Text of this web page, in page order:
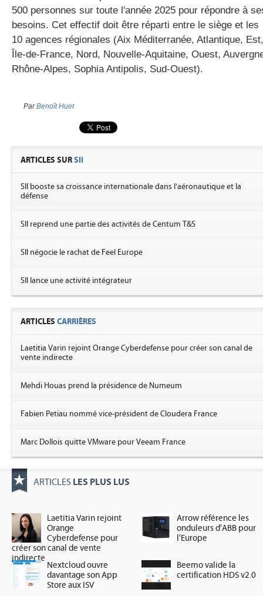
500 personnes sur toute l'année 2025 pour répondre à
besoins. Cet effectif doit être réparti entre le siège et les
10 agences régionales (Aix Méditerranée, Atlantique, Est,
Île-de-France, Nord, Nouvelle-Aquitaine, Ouest,
Rhône-Alpes, Sophia Antipolis, Sud-Ouest).
ParBenoît Huet
ARTICLES SURSII
SII booste sa croissance internationale dans l'aéronautique et la
défense
SII reprend une partie des activités de Centum T&S
SII négocie le rachat de Feel Europe
SII lance une activité intégrateur
ARTICLES CARRIÈRES
Laetitia Varin rejoint Orange Cyberdefense pour créer son canal de
vente indirecte
Mehdi Houas prend la présidence de Numeum
Fabien Petiau nommé vice-président de Cloudera France
Marc Dollois quitte VMware pour Veeam France
ARTICLES LES PLUS LUS
Laetitia Varin rejoint
Orange
Cyberdefense pour
créer son canal de vente
indirecte
Arrow référence les
onduleurs d'ABB pour
l'Europe
Nextcloud ouvre
davantage son App
Store aux ISV
Beemo valide la
certification HDS v2.0